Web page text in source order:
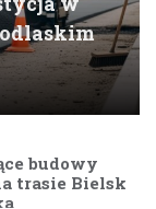
budowy
trasie Bielsk